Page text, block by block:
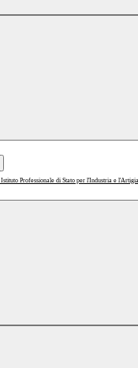
Istituto Professionale di Stato per l'Industria e